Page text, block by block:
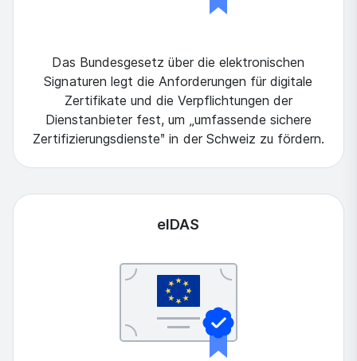
Das Bundesgesetz über die elektronischen
Signaturen legt die Anforderungen für digitale
Zertifikate und die Verpflichtungen der
Dienstanbieter fest, um „umfassende sichere
Zertifizierungsdiensteʺ in der Schweiz zu fördern.
eIDAS